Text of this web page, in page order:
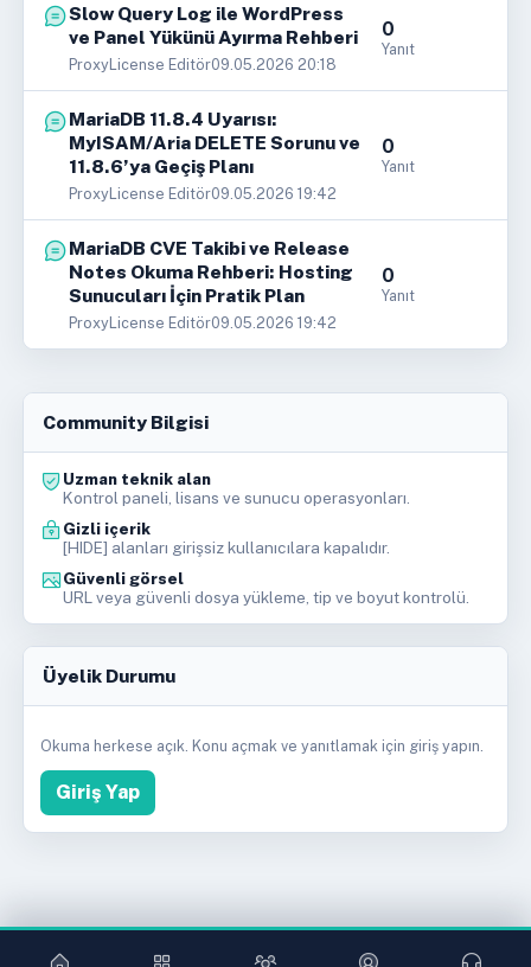
Slow Query Log ile WordPress
ve Panel Yükünü Ayırma Rehberi
ProxyLicense Editör09.05.2026 20:18
0
Yanıt
MariaDB 11.8.4 Uyarısı:
MyISAM/Aria DELETE Sorunu ve
11.8.6’ya Geçiş Planı
ProxyLicense Editör09.05.2026 19:42
0
Yanıt
MariaDB CVE Takibi ve Release
Notes Okuma Rehberi: Hosting
Sunucuları İçin Pratik Plan
ProxyLicense Editör09.05.2026 19:42
0
Yanıt
Community Bilgisi
Uzman teknik alan
Kontrol paneli, lisans ve sunucu operasyonları.
Gizli içerik
[HIDE] alanları girişsiz kullanıcılara kapalıdır.
Güvenli görsel
URL veya güvenli dosya yükleme, tip ve boyut kontrolü.
Üyelik Durumu
Okuma herkese açık. Konu açmak ve yanıtlamak için giriş yapın.
Giriş Yap